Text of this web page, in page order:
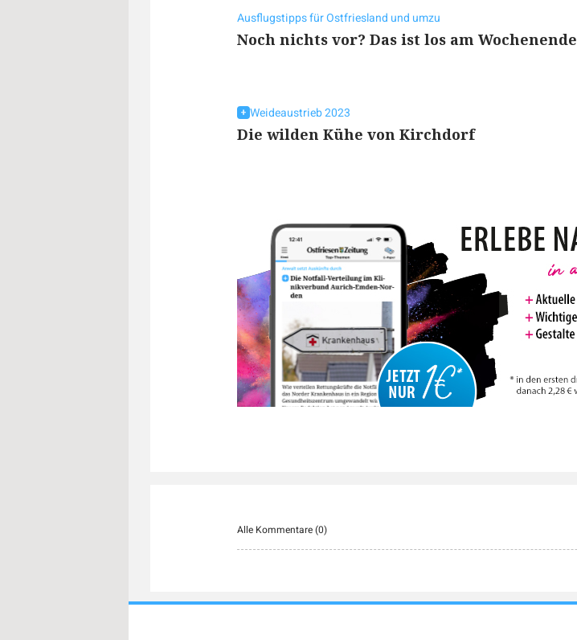
Ausflugstipps für Ostfriesland und umzu
Noch nichts vor? Das ist los am Wochenende
Weideaustrieb 2023
Die wilden Kühe von Kirchdorf
Alle Kommentare (0)